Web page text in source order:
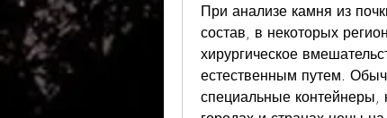
При анализе камня из
состав, в некоторых
хирургическое
естественным путем.
специальные контейнеры,